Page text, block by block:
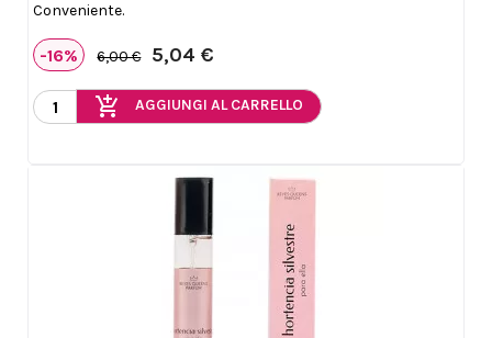
Conveniente.
-16% 6,00 € 5,04 €
add_shopping_cart AGGIUNGI AL CARRELLO